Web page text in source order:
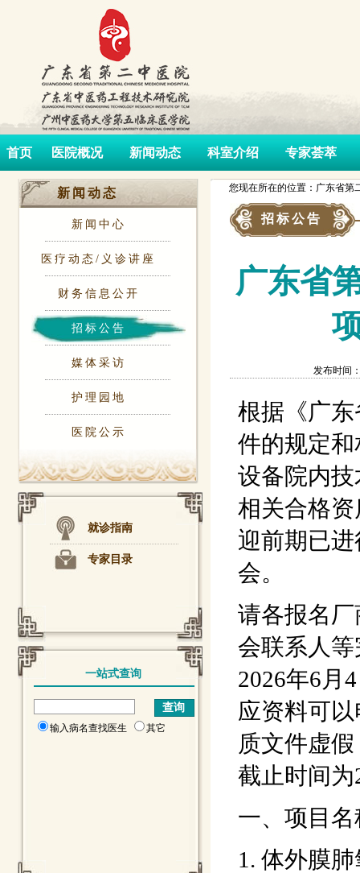
首页 医院概况 新闻动态 科室介绍 专家荟萃
新闻动态
新闻中心
医疗动态/义诊讲座
财务信息公开
招标公告
媒体采访
护理园地
医院公示
就诊指南
专家目录
一站式查询
输入病名查找医生 其它
您现在所在的位置：广东省第
招标公告
广东省
发布时间
根据《广
件的规定
设备院内
相关合格
迎前期已
会。
请各报名
会联系人
2026年6月
应资料可
质文件虚
截止时间为
一、项目名
1. 体外膜